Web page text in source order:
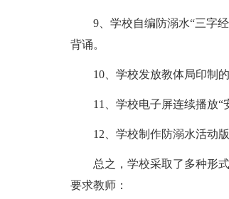
9、学校自编防溺水“三字
背诵。
10、学校发放教体局印制
11、学校电子屏连续播放“
12、学校制作防溺水活动
总之，学校采取了多种形
要求教师：